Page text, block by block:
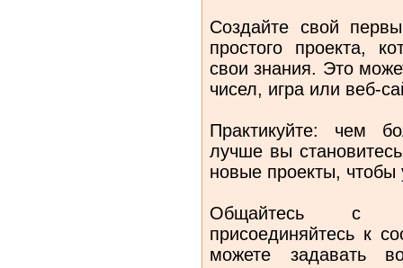
Создайте свой
простого проекта,
свои знания. Это
чисел, игра или веб-
Практикуйте: чем
лучше вы
новые проекты,
Общайтесь с
присоединяйтесь к
можете задавать